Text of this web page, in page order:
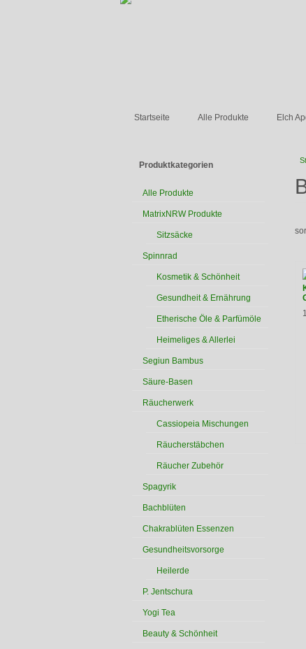
Startseite Alle Produkte Elch
Produktkategorien
Alle Produkte
MatrixNRW Produkte
Sitzsäcke
Spinnrad
Kosmetik & Schönheit
Gesundheit & Ernährung
Etherische Öle & Parfümöle
Heimeliges & Allerlei
Segiun Bambus
Säure-Basen
Räucherwerk
Cassiopeia Mischungen
Räucherstäbchen
Räucher Zubehör
Spagyrik
Bachblüten
Chakrablüten Essenzen
Gesundheitsvorsorge
Heilerde
P. Jentschura
Yogi Tea
Beauty & Schönheit